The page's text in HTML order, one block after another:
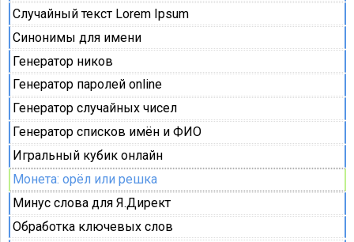
Случайный текст Lorem Ipsum
Синонимы для имени
Генератор ников
Генератор паролей online
Генератор случайных чисел
Генератор списков имён и ФИО
Игральный кубик онлайн
Монета: орёл или решка
Минус слова для Я.Директ
Обработка ключевых слов